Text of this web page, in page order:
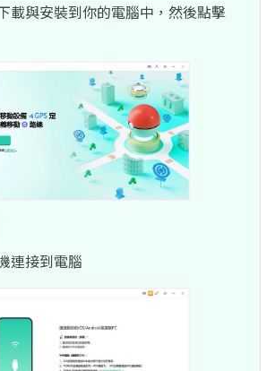
載與安裝到你的電腦中，然後點擊
連接到電腦